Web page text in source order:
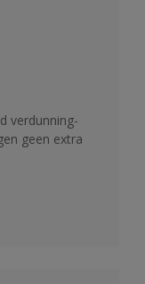
verdunning-
geen extra